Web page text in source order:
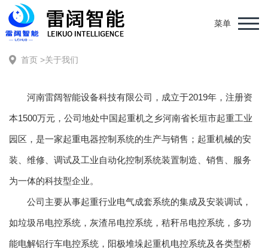
菜单
首页 >关于我们
河南雷阔智能设备科技有限公司，成立于2019年，注册资
本1500万元，公司地处中国起重机之乡河南省长垣市起重工业
园区，是一家起重电器控制系统的生产与销售；起重机械的安
装、维修、调试及工业自动化控制系统装置制造、销售、服务
为一体的科技型企业。
公司主要从事起重行业电气成套系统的集成及安装调试，
如垃圾吊电控系统，灰渣吊电控系统，秸秆吊电控系统，多功
能电解铝行车电控系统，阳极堆垛起重机电控系统及各类型桥